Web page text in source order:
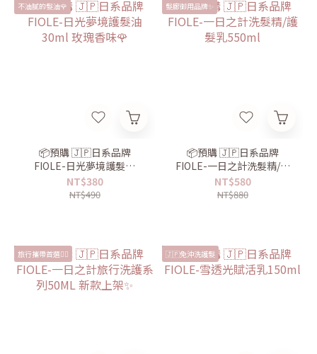
不油膩的髮油🌹
📦預購 🇯🇵日系品牌
FIOLE-日光夢境護髮油
30ml 玫瑰香味🌹
NT$380
NT$490
髮廊御用品牌✨
📦預購 🇯🇵日系品牌
FIOLE-一日之計洗髮精/護
髮乳550ml
NT$580
NT$880
旅行攜帶首選👍🏻 🇯🇵免沖洗護髮